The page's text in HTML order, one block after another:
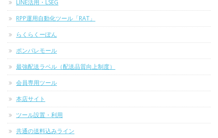
LINE活用・LSEG
RPP運用自動化ツール「RAT」
らくらくーぽん
ポンパレモール
最強配送ラベル（配送品質向上制度）
会員専用ツール
本店サイト
ツール設置・利用
共通の送料込みライン